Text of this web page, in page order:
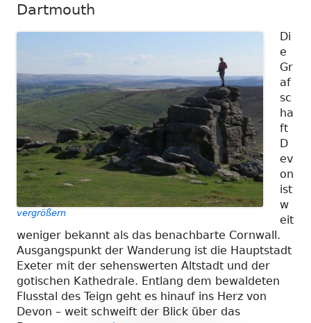
Dartmouth
vergrößern
Di
e
Gr
af
sc
ha
ft
D
ev
on
ist
w
eit
weniger bekannt als das benachbarte Cornwall.
Ausgangspunkt der Wanderung ist die Hauptstadt
Exeter mit der sehenswerten Altstadt und der
gotischen Kathedrale. Entlang dem bewaldeten
Flusstal des Teign geht es hinauf ins Herz von
Devon – weit schweift der Blick über das